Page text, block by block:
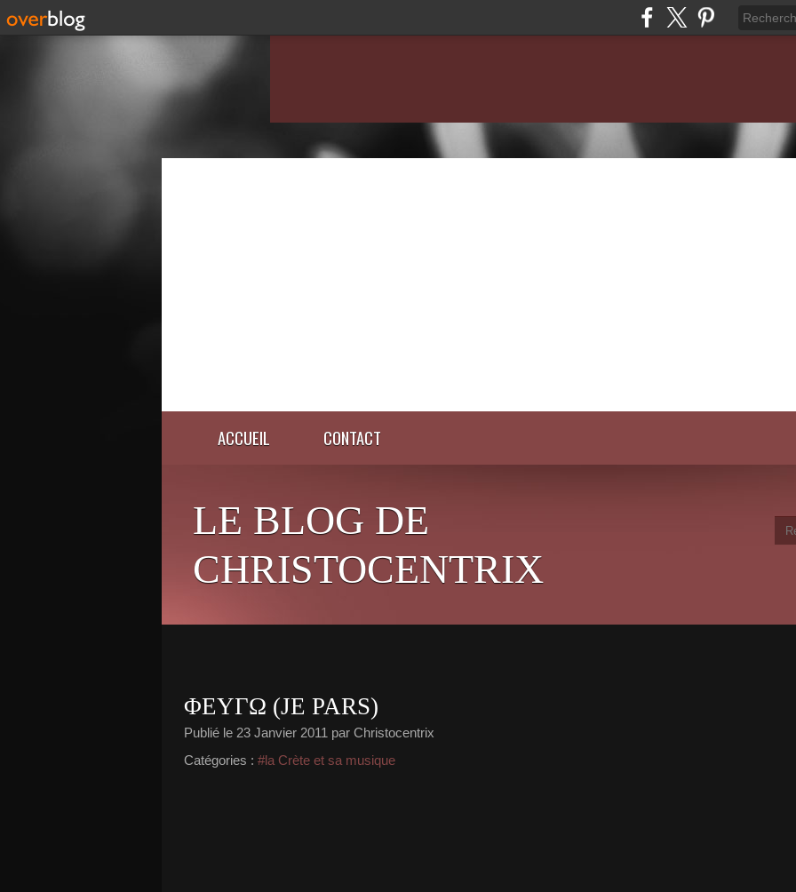
ACCUEIL CONTACT
LE BLOG DE
CHRISTOCENTRIX
ΦΕΥΓΩ (JE PARS)
Publié le 23 Janvier 2011 par Christocentrix
Catégories : #la Crète et sa musique